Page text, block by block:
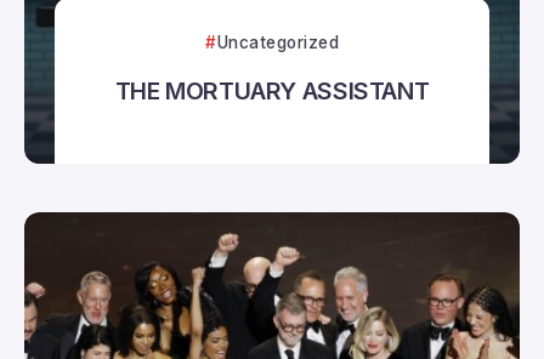
Uncategorized
THE MORTUARY ASSISTANT